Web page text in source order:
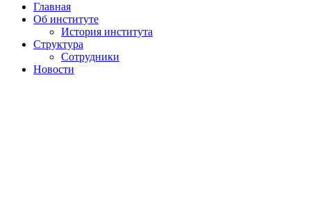
Главная
Об институте
История института
Структура
Сотрудники
Новости